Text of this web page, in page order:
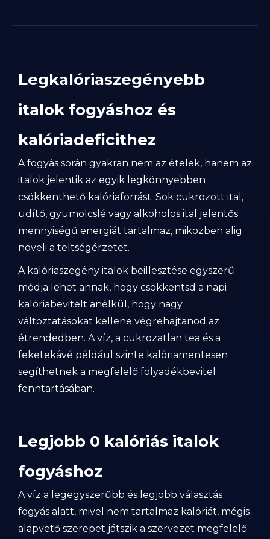
Legkalóriaszegényebb
italok fogyáshoz és
kalóriadeficithez
A fogyás során gyakran nem az ételek, hanem az
italok jelentik az egyik legkönnyebben
csökkenthető kalóriaforrást. Sok cukrozott ital,
üdítő, gyümölcslé vagy alkoholos ital jelentős
mennyiségű energiát tartalmaz, miközben alig
növeli a teltségérzetet.
A kalóriaszegény italok beillesztése egyszerű
módja lehet annak, hogy csökkentsd a napi
kalóriabevitelt anélkül, hogy nagy
változtatásokat kellene végrehajtanod az
étrendedben. A víz, a cukrozatlan tea és a
feketekávé például szinte kalóriamentesen
segíthetnek a megfelelő folyadékbevitel
fenntartásában.
Legjobb 0 kalóriás italok
fogyáshoz
A víz a legegyszerűbb és legjobb választás
fogyás alatt, mivel nem tartalmaz kalóriát, mégis
alapvető szerepet játszik a szervezet megfelelő